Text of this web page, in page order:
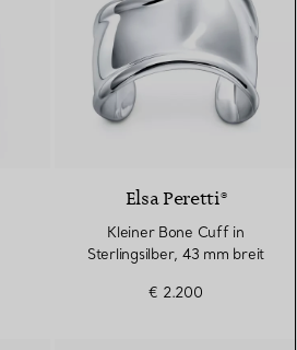
Elsa Peretti®
Kleiner Bone Cuff in
Sterlingsilber, 43 mm breit
€ 2.200